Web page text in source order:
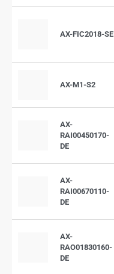
AX-FIC2018-SE
AX-M1-S2
AX-
RAI00450170-
DE
AX-
RAI00670110-
DE
AX-
RAO01830160-
DE